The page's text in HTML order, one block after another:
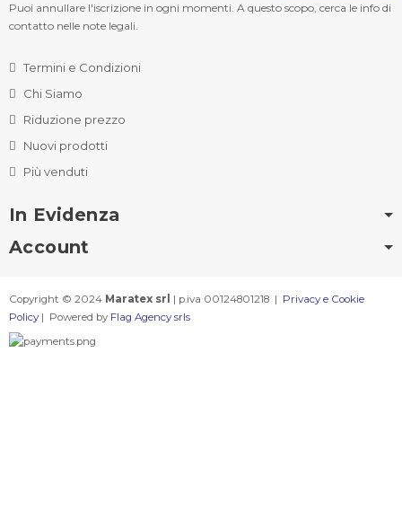
Puoi annullare l'iscrizione in ogni momenti. A questo scopo, cerca le info di
contatto nelle note legali.
Termini e Condizioni
Chi Siamo
Riduzione prezzo
Nuovi prodotti
Più venduti
In Evidenza
Account
Copyright © 2024 Maratex srl | p.iva 00124801218 | Privacy e Cookie
Policy | Powered by Flag Agency srls